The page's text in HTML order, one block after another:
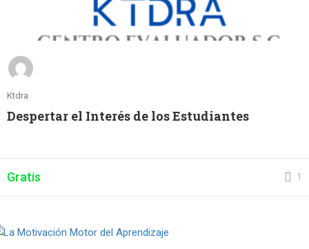
Ktdra
Despertar el Interés de los Estudiantes
1
Gratis